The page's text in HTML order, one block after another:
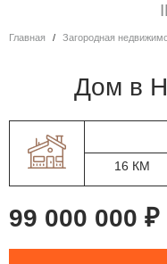
Главная Загородная
дом в
16 КМ
99 000 000 ₽